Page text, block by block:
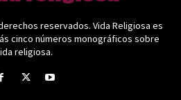
reservados. Vida Religiosa es
cinco números monográficos sobre
religiosa.